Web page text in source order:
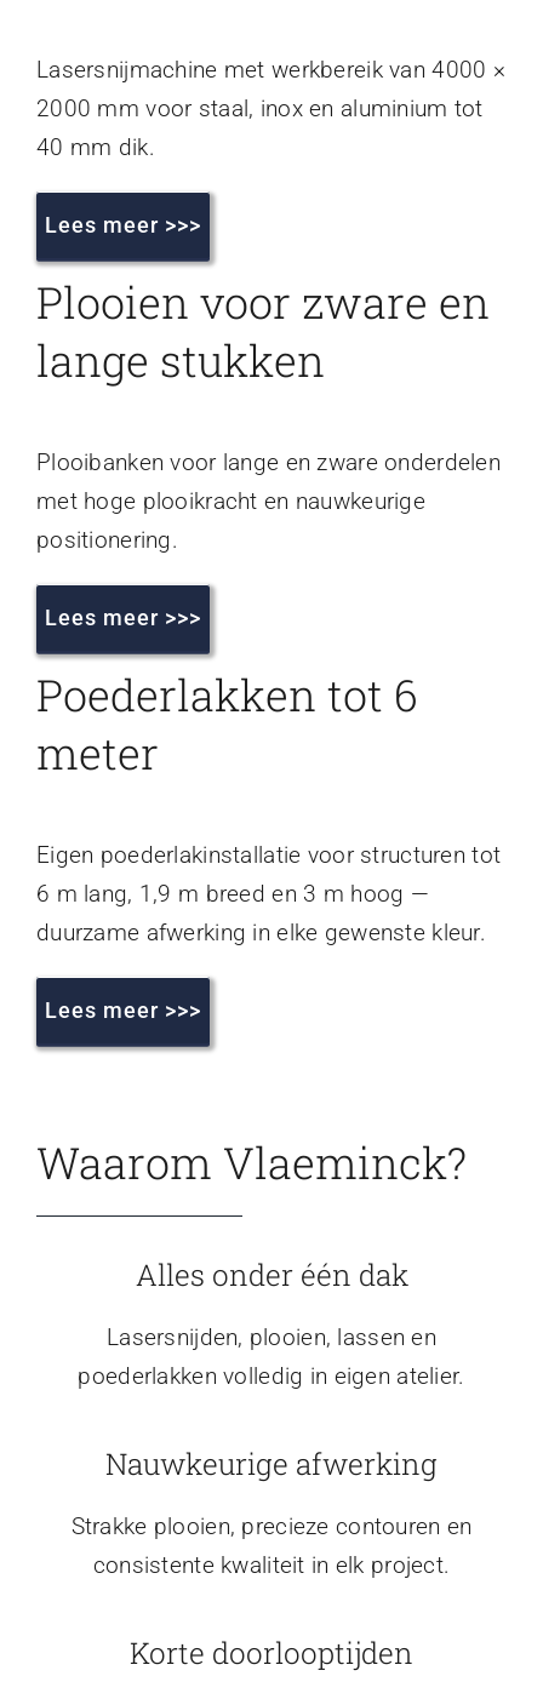
Lasersnijmachine met werkbereik van 4000 ×
2000 mm voor staal, inox en aluminium tot
40 mm dik.
Lees meer >>>
Plooien voor zware en
lange stukken
Plooibanken voor lange en zware onderdelen
met hoge plooikracht en nauwkeurige
positionering.
Lees meer >>>
Poederlakken tot 6
meter
Eigen poederlakinstallatie voor structuren tot
6 m lang, 1,9 m breed en 3 m hoog —
duurzame afwerking in elke gewenste kleur.
Lees meer >>>
Waarom Vlaeminck?
Alles onder één dak
Lasersnijden, plooien, lassen en
poederlakken volledig in eigen atelier.
Nauwkeurige afwerking
Strakke plooien, precieze contouren en
consistente kwaliteit in elk project.
Korte doorlooptijden